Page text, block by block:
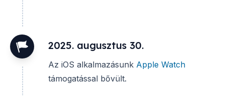
2025. augusztus 30.
Az iOS alkalmazásunk Apple Watch
támogatással bővült.